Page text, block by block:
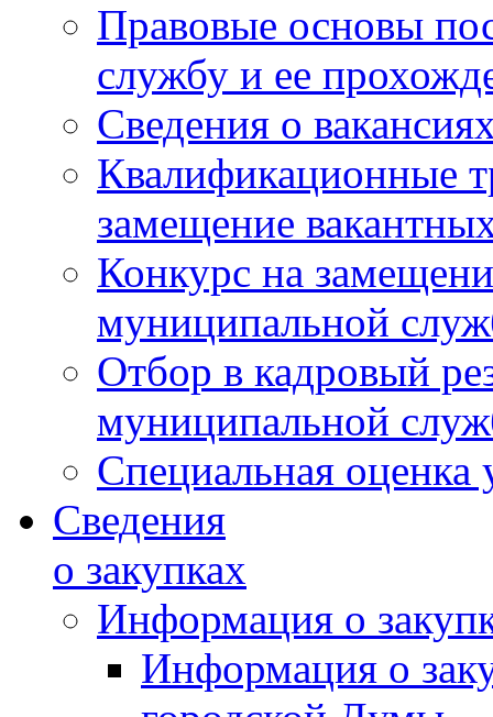
Правовые основы
службу и ее
Сведения о
Квалификационные
замещение
Конкурс на
муниципальной
Отбор в кадровый
муниципальной
Специальная оценка
Сведения
о закупках
Информация о
Информация о